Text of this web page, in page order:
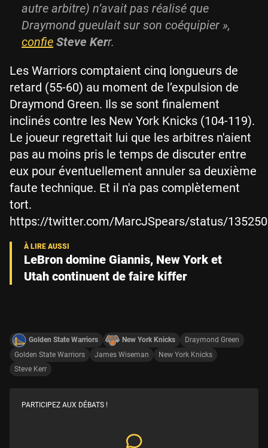
autre arbitre) n’avait pas réalisé que
Draymond gueulait sur son coéquipier »,
confie Steve Kerr.
Les Warriors comptaient cinq longueurs de
retard (55-60) au moment de l’expulsion de
Draymond Green. Ils se sont finalement
inclinés contre les New York Knicks (104-119).
Le joueur regrettait lui que les arbitres n'aient
pas au moins pris le temps de discuter entre
eux pour éventuellement annuler sa deuxième
faute technique. Et il n'a pas complètement
tort.
https://twitter.com/MarcJSpears/status/
LeBron domine Giannis, New York et
Utah continuent de faire kiffer
Golden State Warriors New York Knicks
Draymond Green
Golden State Warriors
James Wiseman
New York Knicks
Steve Kerr
PARTICIPEZ AUX DÉBATS !